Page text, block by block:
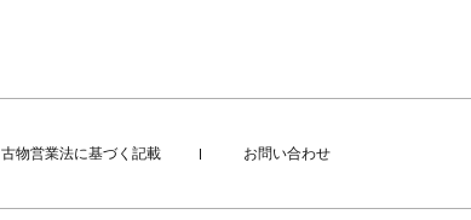
古物営業法に基づく記載 お問い合わせ